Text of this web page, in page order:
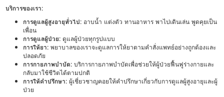
บริการของเรา:
การดูแลผู้สูงอายุทั่วไป: อาบน้ำ แต่งตัว ทานอาหาร พาไปเดินเล่น พูดคุยเป็น
เพื่อน
การดูแลผู้ป่วย: ดูแลผู้ป่วยทุกรูปแบบ
การให้ยา: พยาบาลของเราจะดูแลการให้ยาตามคำสั่งแพทย์อย่างถูกต้องและ
ปลอดภัย
การกายภาพบำบัด: บริการกายภาพบำบัดเพื่อช่วยให้ผู้ป่วยฟื้นฟูร่างกายและ
กลับมาใช้ชีวิตได้ตามปกติ
การให้คำปรึกษา: ผู้เชี่ยวชาญคอยให้คำปรึกษาเกี่ยวกับการดูแลผู้สูงอายุและผู้
ป่วย